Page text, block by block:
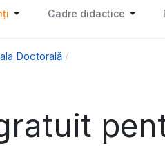
Cadre didactice
Doctorală